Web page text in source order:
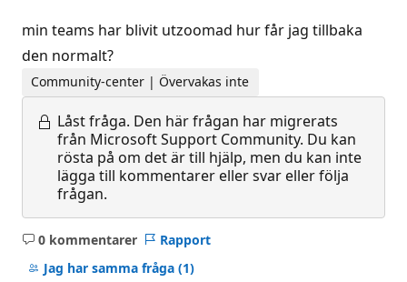
min teams har blivit utzoomad hur får jag tillbaka
den normalt?
Community-center | Övervakas inte
Låst fråga. Den här frågan har migrerats
från Microsoft Support Community. Du kan
rösta på om det är till hjälp, men du kan inte
lägga till kommentarer eller svar eller följa
frågan.
0 kommentarer
Inga
kommentarer
Rapport
Jag har samma fråga (1)